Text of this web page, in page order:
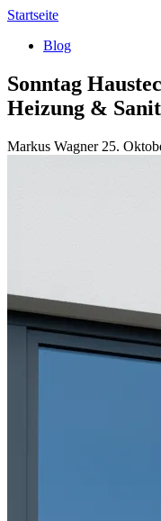
Startseite
Blog
Sonntag
Heizung &
Markus Wagner 25.